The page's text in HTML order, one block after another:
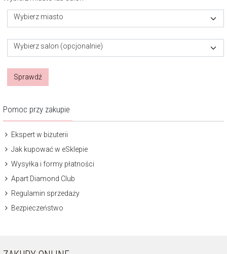
Wybierz miasto
Wybierz salon (opcjonalnie)
Sprawdź
Pomoc przy zakupie
Ekspert w biżuterii
Jak kupować w eSklepie
Wysyłka i formy płatności
Apart Diamond Club
Regulamin sprzedaży
Bezpieczeństwo